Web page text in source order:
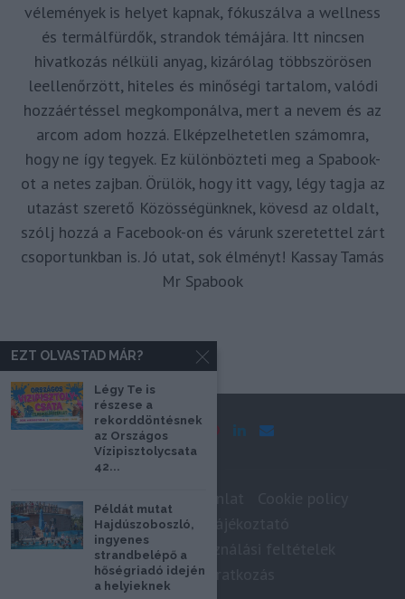
vélemények is helyet kapnak, fókuszálva a wellness
és termálfürdők, strandok témájára. Itt nincsen
hivatkozás nélküli anyag, kizárólag többszörösen
leellenőrzött, hiteles és minőségi tartalom, valódi
hozzáértéssel megkomponálva, mert a nevem és az
arcom adom hozzá. Elképzelhetetlen számomra,
hogy ne így tegyek. Ez különbözteti meg a Spabook-
ot a netes zajban. Örülök, hogy itt vagy, légy tagja az
utazást szerető Közösségünknek, kövesd az oldalt,
szólj hozzá a Facebook-on és várunk szeretettel zárt
csoportunkban is. Jó utat, sok élményt! Kassay Tamás
Mr Spabook
Impresszum
Adatkezelési tájékoztató
Szerzői jogok, felhasználási feltételek
Hírlevél feliratkozás
EZT OLVASTAD MÁR?
Légy Te is
részese a
rekorddöntésnek
az Országos
Vízipisztolycsata
42...
Példát mutat
Hajdúszoboszló,
ingyenes
strandbelépő a
hőségriadó idején
a helyieknek